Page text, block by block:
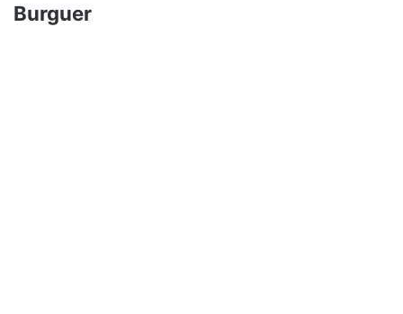
Burguer